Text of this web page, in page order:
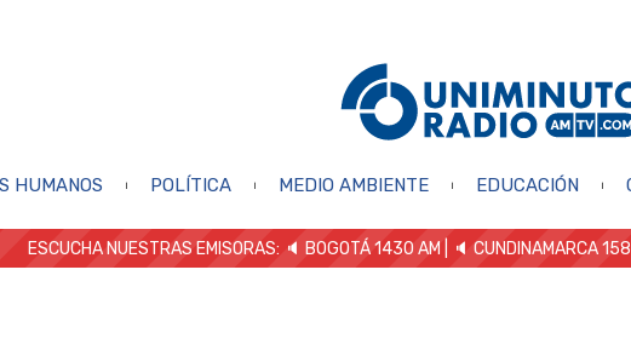
HUMANOS POLÍTICA MEDIO AMBIENTE EDUCACIÓN
ESCUCHA NUESTRAS EMISORAS: 🔈 BOGOTÁ 1430 AM | 🔈 CUNDINAMARCA